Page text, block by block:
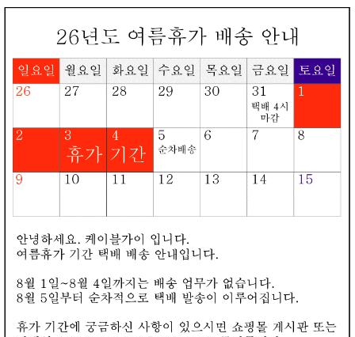
회원가입 장바구니 오늘본상품
카테고리▼